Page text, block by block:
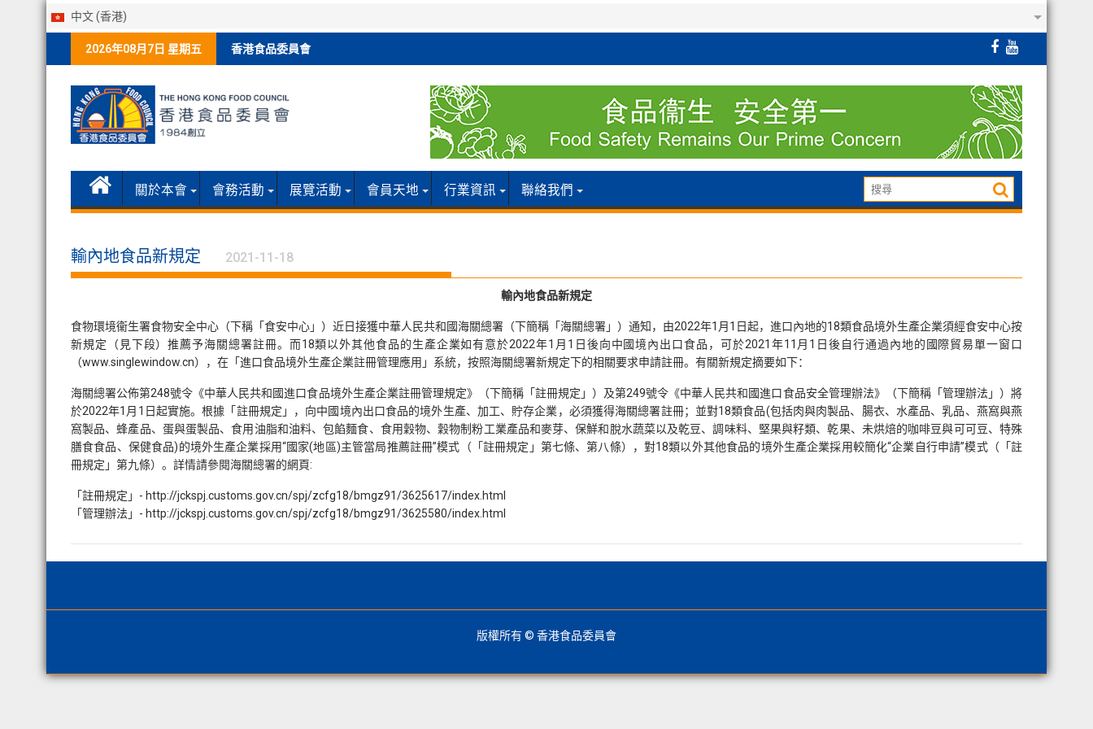
中文 (香港)
2026年08月7日 星期五 香港食品委員會
關於本會 會務活動 展覽活動 會員天地 行業資訊 聯絡我們
輸內地食品新規定 2021-11-18
輸內地食品新規定
食物環境衞生署食物安全中心（下稱「食安中心」）近日接獲中華人民共和國海關總署（下簡稱「海關總署」）通知，由2022年1月1日起，進口內地的18類食品境外生產企業須經食安中心按
新規定（見下段）推薦予海關總署註冊。而18類以外其他食品的生產企業如有意於2022年1月1日後向中國境內出口食品，可於2021年11月1日後自行通過內地的國際貿易單一窗口
（www.singlewindow.cn），在「進口食品境外生產企業註冊管理應用」系統，按照海關總署新規定下的相關要求申請註冊。有關新規定摘要如下：
海關總署公佈第248號令《中華人民共和國進口食品境外生產企業註冊管理規定》（下簡稱「註冊規定」）及第249號令《中華人民共和國進口食品安全管理辦法》（下簡稱「管理辦法」）將
於2022年1月1日起實施。根據「註冊規定」，向中國境內出口食品的境外生產、加工、貯存企業，必須獲得海關總署註冊；並對18類食品(包括肉與肉製品、腸衣、水產品、乳品、燕窩與燕
窩製品、蜂產品、蛋與蛋製品、食用油脂和油料、包餡麵食、食用穀物、穀物制粉工業產品和麥芽、保鮮和脫水蔬菜以及乾豆、調味料、堅果與籽類、乾果、未烘焙的咖啡豆與可可豆、特殊
膳食食品、保健食品)的境外生產企業採用“國家(地區)主管當局推薦註冊”模式（「註冊規定」第七條、第八條），對18類以外其他食品的境外生產企業採用較簡化“企業自行申請”模式（「註
冊規定」第九條）。詳情請參閱海關總署的網頁:
「註冊規定」- http://jckspj.customs.gov.cn/spj/zcfg18/bmgz91/3625617/index.html
「管理辦法」- http://jckspj.customs.gov.cn/spj/zcfg18/bmgz91/3625580/index.html
版權所有 © 香港食品委員會